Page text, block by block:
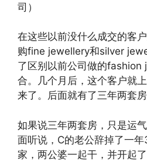
司）
在这些以前没什么成交的客
购fine jewellery和silver
了区别以前公司做的fashion
合。几个月后，这个客户就
来了。后面就有了三年两套房
如果说三年两套房，只是运
面听说，C的老公辞掉了一
家，两公婆一起干，并开起